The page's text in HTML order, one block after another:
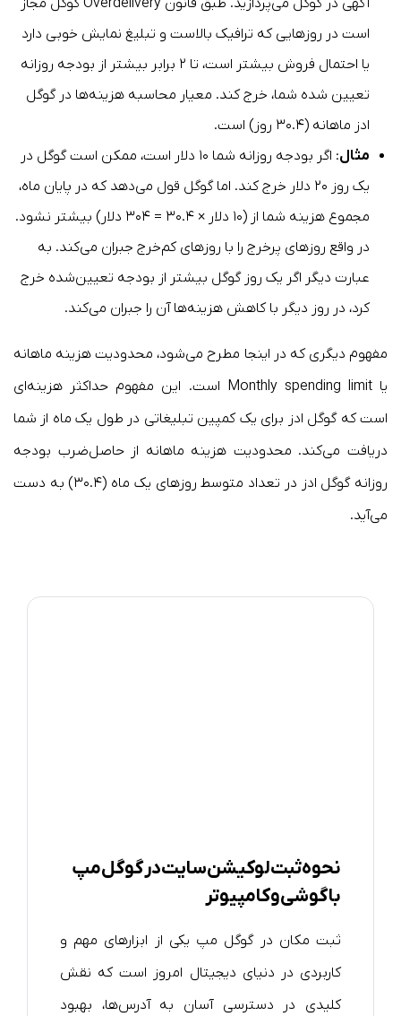
آگهی در گوگل می‌پردازید. طبق قانون Overdelivery گوگل مجاز
است در روزهایی که ترافیک بالاست و تبلیغ نمایش خوبی دارد
یا احتمال فروش بیشتر است، تا ۲ برابر بیشتر از بودجه روزانه
تعیین شده شما، خرج کند. معیار محاسبه هزینه‌ها در گوگل
ادز ماهانه (۳۰.۴ روز) است.
مثال
: اگر بودجه روزانه شما ۱۰ دلار است، ممکن است گوگل در
یک روز ۲۰ دلار خرج کند. اما گوگل قول می‌دهد که در پایان ماه،
مجموع هزینه شما از (۱۰ دلار × ۳۰.۴ = ۳۰۴ دلار) بیشتر نشود.
در واقع روزهای پرخرج را با روزهای کم‌خرج جبران می‌کند. به
عبارت دیگر اگر یک روز گوگل بیشتر از بودجه تعیین‌شده خرج
کرد، در روز دیگر با کاهش هزینه‌ها آن را جبران می‌کند.
مفهوم دیگری که در اینجا مطرح می‌شود، محدودیت هزینه ماهانه
یا Monthly spending limit است. این مفهوم حداکثر هزینه‌ای
است که گوگل ادز برای یک کمپین تبلیغاتی در طول یک ماه از شما
دریافت می‌کند. محدودیت هزینه ماهانه از حاصل‌ضرب بودجه
روزانه گوگل ادز در تعداد متوسط روزهای یک ماه (۳۰.۴) به دست
می‌آید.
نحوه ثبت لوکیشن سایت در گوگل مپ
با گوشی و کامپیوتر
ثبت مکان در گوگل مپ یکی از ابزارهای مهم و
کاربردی در دنیای دیجیتال امروز است که نقش
کلیدی در دسترسی آسان به آدرس‌ها، بهبود